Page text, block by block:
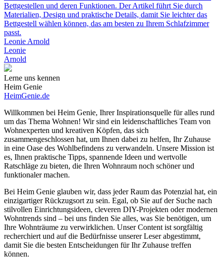
Bettgestellen und deren Funktionen. Der Artikel führt Sie durch
Materialien, Design und praktische Details, damit Sie leichter das
Bettgestell wählen können, das am besten zu Ihrem Schlafzimmer
passt.
Leonie Arnold
Leonie
Arnold
Lerne uns kennen
Heim Genie
HeimGenie.de
Willkommen bei Heim Genie, Ihrer Inspirationsquelle für alles rund
um das Thema Wohnen! Wir sind ein leidenschaftliches Team von
Wohnexperten und kreativen Köpfen, das sich
zusammengeschlossen hat, um Ihnen dabei zu helfen, Ihr Zuhause
in eine Oase des Wohlbefindens zu verwandeln. Unsere Mission ist
es, Ihnen praktische Tipps, spannende Ideen und wertvolle
Ratschläge zu bieten, die Ihren Wohnraum noch schöner und
funktionaler machen.
Bei Heim Genie glauben wir, dass jeder Raum das Potenzial hat, ein
einzigartiger Rückzugsort zu sein. Egal, ob Sie auf der Suche nach
stilvollen Einrichtungsideen, cleveren DIY-Projekten oder modernen
Wohntrends sind – bei uns finden Sie alles, was Sie benötigen, um
Ihre Wohnträume zu verwirklichen. Unser Content ist sorgfältig
recherchiert und auf die Bedürfnisse unserer Leser abgestimmt,
damit Sie die besten Entscheidungen für Ihr Zuhause treffen
können.